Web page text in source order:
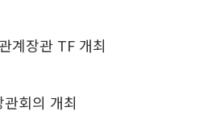
계장관 TF 개최
회의 개최